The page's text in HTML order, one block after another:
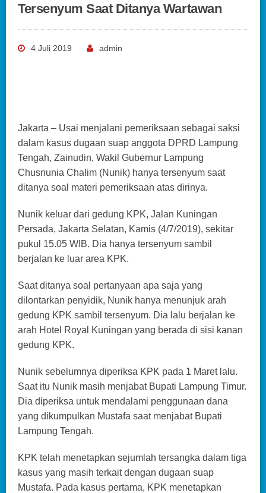
Tersenyum Saat Ditanya Wartawan
4 Juli 2019 admin
Jakarta – Usai menjalani pemeriksaan sebagai saksi
dalam kasus dugaan suap anggota DPRD Lampung
Tengah, Zainudin, Wakil Gubernur Lampung
Chusnunia Chalim (Nunik) hanya tersenyum saat
ditanya soal materi pemeriksaan atas dirinya.
Nunik keluar dari gedung KPK, Jalan Kuningan
Persada, Jakarta Selatan, Kamis (4/7/2019), sekitar
pukul 15.05 WIB. Dia hanya tersenyum sambil
berjalan ke luar area KPK.
Saat ditanya soal pertanyaan apa saja yang
dilontarkan penyidik, Nunik hanya menunjuk arah
gedung KPK sambil tersenyum. Dia lalu berjalan ke
arah Hotel Royal Kuningan yang berada di sisi kanan
gedung KPK.
Nunik sebelumnya diperiksa KPK pada 1 Maret lalu.
Saat itu Nunik masih menjabat Bupati Lampung Timur.
Dia diperiksa untuk mendalami penggunaan dana
yang dikumpulkan Mustafa saat menjabat Bupati
Lampung Tengah.
KPK telah menetapkan sejumlah tersangka dalam tiga
kasus yang masih terkait dengan dugaan suap
Mustafa. Pada kasus pertama, KPK menetapkan